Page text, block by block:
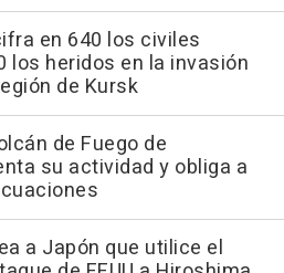
en 640 los civiles
los heridos en la invasión
de Kursk
de Fuego de
su actividad y obliga a
a Japón que utilice el